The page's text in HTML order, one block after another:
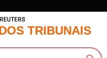
TRIBUNAIS